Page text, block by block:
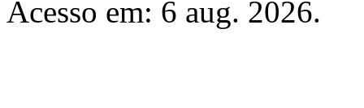
Acesso em: 6 aug. 2026.